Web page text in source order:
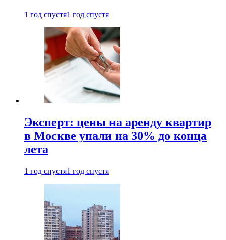
1 год спустя1 год спустя
Эксперт: цены на аренду квартир
в Москве упали на 30% до конца
лета
1 год спустя1 год спустя